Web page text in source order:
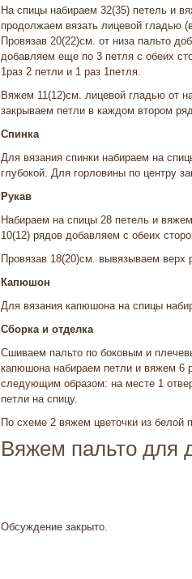
На спицы набираем 32(35) петель и
продолжаем вязать лицевой гладью
Провязав 20(22)см. от низа пальто
добавляем еще по 3 петля с обеих
1раз 2 петли и 1 раз 1петля.
Вяжем 11(12)см. лицевой гладью от
закрываем петли в каждом втором
Спинка
Для вязания спинки набираем на
глубокой. Для горловины по центру
Рукав
Набираем на спицы 28 петель и
10(12) рядов добавляем с обеих
Провязав 18(20)см. вывязываем верх
Капюшон
Для вязания капюшона на спицы
Сборка и отделка
Сшиваем пальто по боковым и
капюшона набираем петли и вяжем 6
следующим образом: на месте 1
петли на спицу.
По схеме 2 вяжем цветочки из белой
Вяжем пальто для
Обсуждение закрыто.